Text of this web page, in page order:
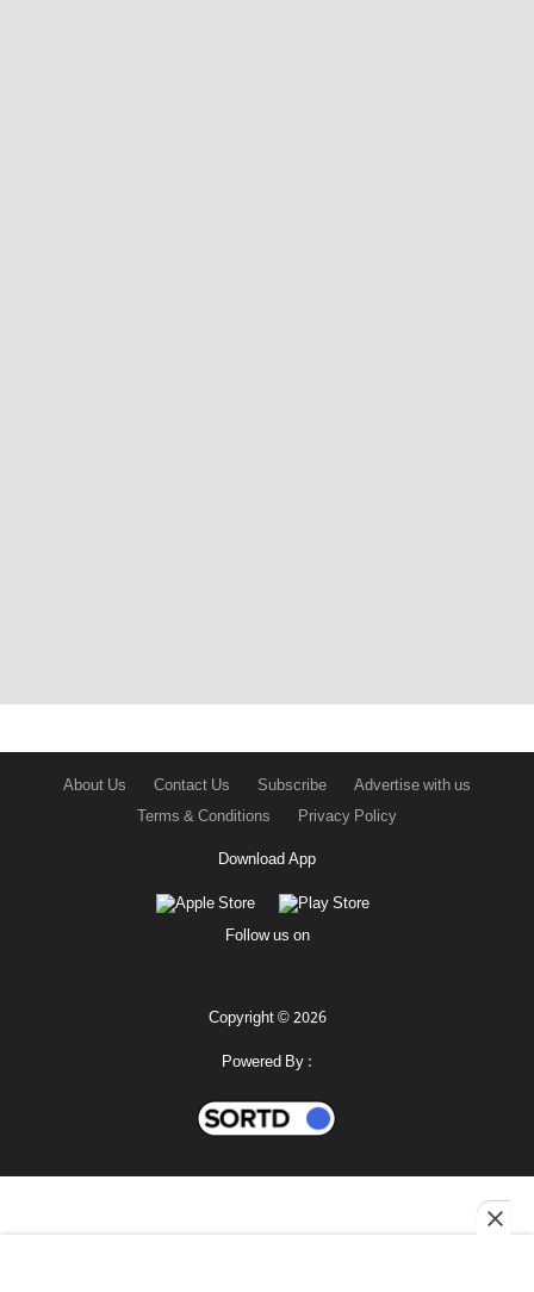
About Us Contact Us Subscribe
Advertise with us
Terms & Conditions
Privacy Policy
Download App
Follow us on
Copyright © 2026
Powered By :